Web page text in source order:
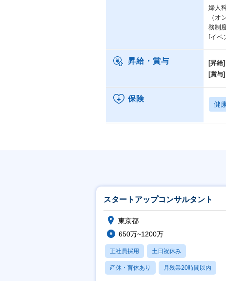
婦人
（オ
務制
fイベ
昇給・賞与 [昇給]
[賞与]
保険
健
スタートアップコンサルタント
東京都
650万~1200万
正社員採用 土日祝休み
産休・育休あり 月残業20時間以内